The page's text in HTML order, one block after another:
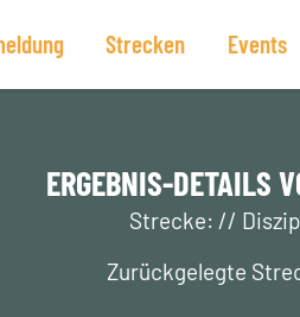
Strecken Events
ERGEBNIS-DETAILS
Strecke: //
Zurückgelegte